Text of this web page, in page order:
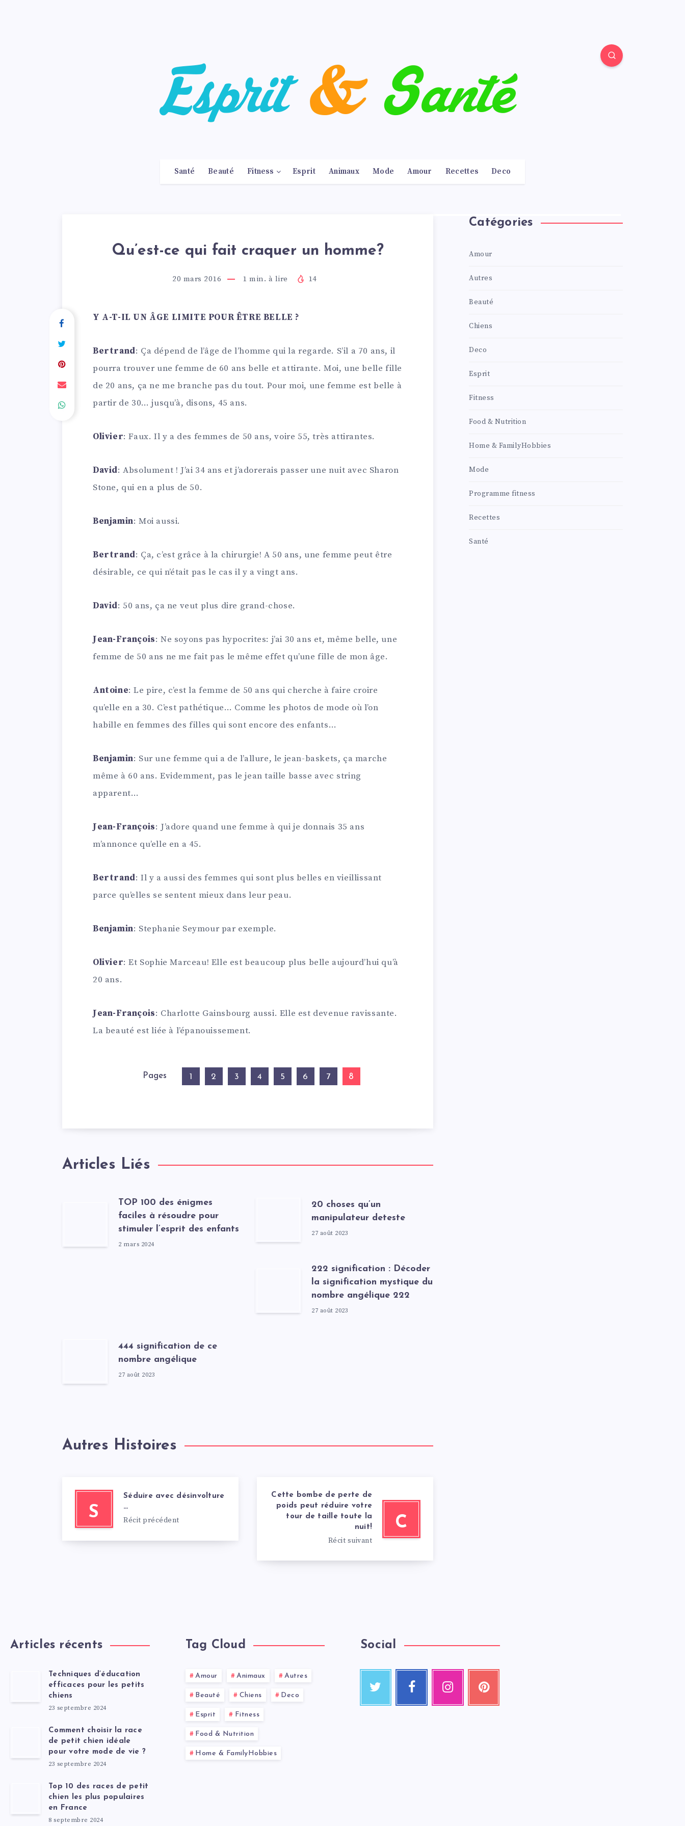
Santé Beauté Fitness Esprit Animaux Mode Amour Recettes Deco
Qu’est-ce qui fait craquer un homme?
20 mars 2016 1 min. à lire 14
Y A-T-IL UN ÂGE LIMITE POUR ÊTRE BELLE ?
Bertrand: Ça dépend de l’âge de l’homme qui la regarde. S’il a 70 ans, il
pourra trouver une femme de 60 ans belle et attirante. Moi, une belle fille
de 20 ans, ça ne me branche pas du tout. Pour moi, une femme est belle à
partir de 30… jusqu’à, disons, 45 ans.
Olivier: Faux. Il y a des femmes de 50 ans, voire 55, très attirantes.
David: Absolument ! J’ai 34 ans et j’adorerais passer une nuit avec Sharon
Stone, qui en a plus de 50.
Benjamin: Moi aussi.
Bertrand: Ça, c’est grâce à la chirurgie! A 50 ans, une femme peut être
désirable, ce qui n’était pas le cas il y a vingt ans.
David: 50 ans, ça ne veut plus dire grand-chose.
Jean-François: Ne soyons pas hypocrites: j’ai 30 ans et, même belle, une
femme de 50 ans ne me fait pas le même effet qu’une fille de mon âge.
Antoine: Le pire, c’est la femme de 50 ans qui cherche à faire croire
qu’elle en a 30. C’est pathétique… Comme les photos de mode où l’on
habille en femmes des filles qui sont encore des enfants…
Benjamin: Sur une femme qui a de l’allure, le jean-baskets, ça marche
même à 60 ans. Evidemment, pas le jean taille basse avec string
apparent…
Jean-François: J’adore quand une femme à qui je donnais 35 ans
m’annonce qu’elle en a 45.
Bertrand: Il y a aussi des femmes qui sont plus belles en vieillissant
parce qu’elles se sentent mieux dans leur peau.
Benjamin: Stephanie Seymour par exemple.
Olivier: Et Sophie Marceau! Elle est beaucoup plus belle aujourd’hui qu’à
20 ans.
Jean-François: Charlotte Gainsbourg aussi. Elle est devenue ravissante.
La beauté est liée à l’épanouissement.
Pages 1 2 3 4 5 6 7 8
Articles Liés
TOP 100 des énigmes
faciles à résoudre pour
stimuler l’esprit des enfants
2 mars 2024
20 choses qu’un
manipulateur deteste
27 août 2023
222 signification : Décoder
la signification mystique du
nombre angélique 222
27 août 2023
444 signification de ce
nombre angélique
27 août 2023
Autres Histoires
C
Cette bombe de perte de
poids peut réduire votre
tour de taille toute la
nuit!
Récit suivant
S
Séduire avec désinvolture
…
Récit précédent
Catégories
Amour
Autres
Beauté
Chiens
Deco
Esprit
Fitness
Food & Nutrition
Home & FamilyHobbies
Mode
Programme fitness
Recettes
Santé
Articles récents
Techniques d’éducation
efficaces pour les petits
chiens
23 septembre 2024
Comment choisir la race
de petit chien idéale
pour votre mode de vie ?
23 septembre 2024
Top 10 des races de petit
chien les plus populaires
en France
8 septembre 2024
Tag Cloud
Amour Animaux Autres
Beauté Chiens Deco
Esprit Fitness
Food & Nutrition
Home & FamilyHobbies
Social